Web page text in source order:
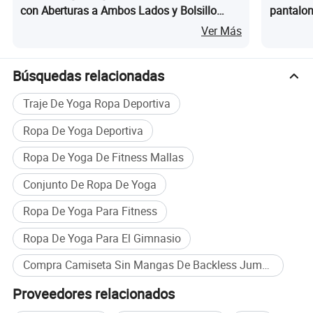
con Aberturas a Ambos Lados y Bolsillo
Ver Más
Búsquedas relacionadas
Traje De Yoga Ropa Deportiva
Ropa De Yoga Deportiva
Ropa De Yoga De Fitness Mallas
Conjunto De Ropa De Yoga
Ropa De Yoga Para Fitness
Ropa De Yoga Para El Gimnasio
Compra Camiseta Sin Mangas De Backless Jumpsuit al por mayor
Proveedores relacionados